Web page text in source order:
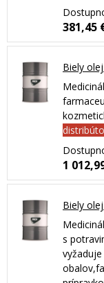
381,45
Biely
1
Biely
s